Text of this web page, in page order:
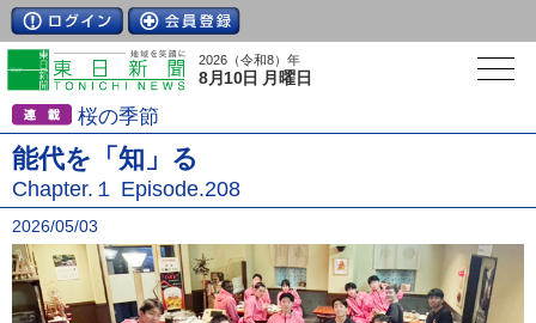
2026（令和8）年
8月10日 月曜日
桜の季節
能代を「知」る
Chapter.１ Episode.208
2026/05/03